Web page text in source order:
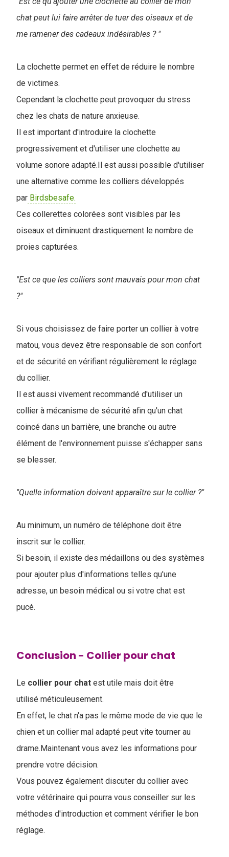
chat peut lui faire arrêter de tuer des oiseaux et de
me ramener des cadeaux indésirables ? "
La clochette permet en effet de réduire le nombre
de victimes.
Cependant la clochette peut provoquer du stress
chez les chats de nature anxieuse.
Il est important d'introduire la clochette
progressivement et d'utiliser une clochette au
volume sonore adapté.Il est aussi possible d'utiliser
une alternative comme les colliers développés
par Birdsbesafe.
Ces collerettes colorées sont visibles par les
oiseaux et diminuent drastiquement le nombre de
proies capturées.
"Est ce que les colliers sont mauvais pour mon chat
?"
Si vous choisissez de faire porter un collier à votre
matou, vous devez être responsable de son confort
et de sécurité en vérifiant régulièrement le réglage
du collier.
Il est aussi vivement recommandé d'utiliser un
collier à mécanisme de sécurité afin qu'un chat
coincé dans un barrière, une branche ou autre
élément de l'environnement puisse s'échapper sans
se blesser.
"Quelle information doivent apparaître sur le collier ?"
Au minimum, un numéro de téléphone doit être
inscrit sur le collier.
Si besoin, il existe des médaillons ou des systèmes
pour ajouter plus d'informations telles qu'une
adresse, un besoin médical ou si votre chat est
pucé.
Conclusion - Collier pour chat
Le collier pour chat est utile mais doit être
utilisé méticuleusement.
En effet, le chat n'a pas le même mode de vie que le
chien et un collier mal adapté peut vite tourner au
drame.Maintenant vous avez les informations pour
prendre votre décision.
Vous pouvez également discuter du collier avec
votre vétérinaire qui pourra vous conseiller sur les
méthodes d'introduction et comment vérifier le bon
réglage.